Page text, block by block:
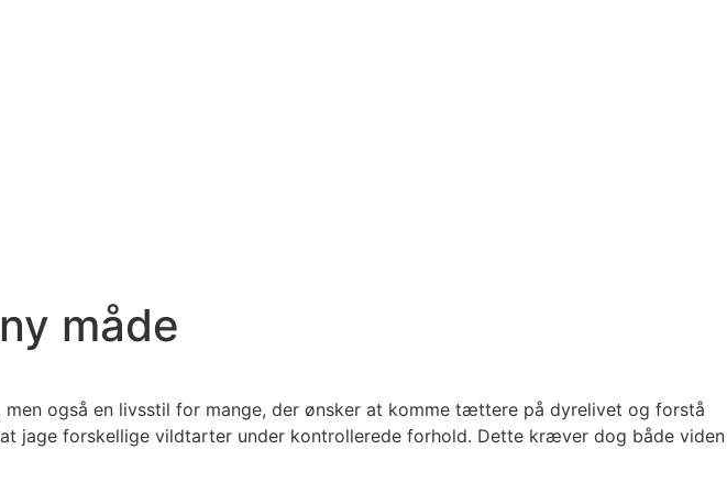
måde
også en livsstil for mange, der ønsker at komme tættere på dyrelivet og forstå
jage forskellige vildtarter under kontrollerede forhold. Dette kræver dog både viden